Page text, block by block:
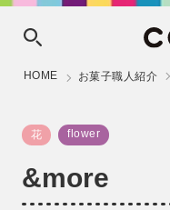
HOME お菓子職人紹介
花 flower
&more